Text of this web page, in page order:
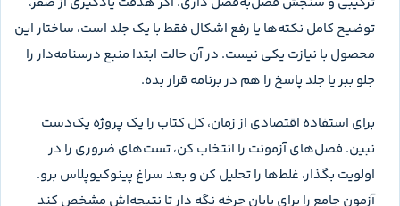
در خریدهای واقعی مدابوک، رایج‌ترین همراه این جلدزیست جامع
خیلی سبز ماز (پینوکیو) جلد ۲ پاسخ کنکور ۱۴۰۶
است؛ چون
سؤال‌ها در جلد اول و درسنامه و پاسخ تشریحی در جلد دوم تکمیل
زیست یازدهم
کتاب درسی زیست دوازدهم
را کنار آن تهیه
می‌کنند تا هنگام تحلیل، مستقیم به متن و شکل‌های کتاب درسی
برگردند.ترکیب کاربردی، کتاب درسی برای متن و شکل، جلد سؤال